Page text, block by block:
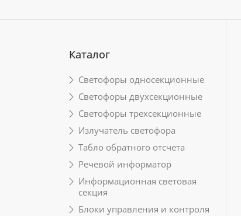
Каталог
Светофоры односекционные
Светофоры двухсекционные
Светофоры трехсекционные
Излучатель светофора
Табло обратного отсчета
Речевой информатор
Информационная световая
секция
Блоки управления и контроля